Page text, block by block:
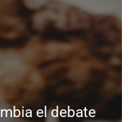
el debate